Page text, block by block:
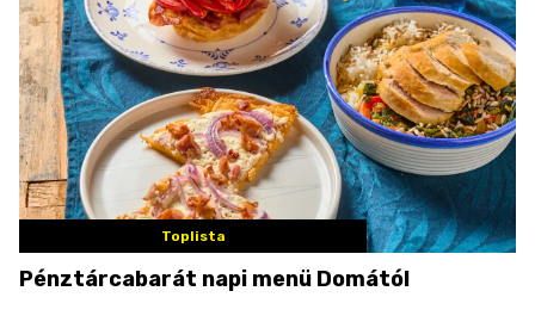
Toplista
Pénztárcabarát napi menü Domától